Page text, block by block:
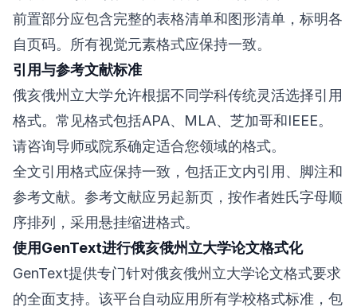
前置部分应包含完整的表格清单和图形清单，标明各
自页码。所有视觉元素格式应保持一致。
引用与参考文献标准
俄亥俄州立大学允许根据不同学科传统灵活选择引用
格式。常见格式包括APA、MLA、芝加哥和IEEE。
请咨询导师或院系确定适合您领域的格式。
全文引用格式应保持一致，包括正文内引用、脚注和
参考文献。参考文献应另起新页，按作者姓氏字母顺
序排列，采用悬挂缩进格式。
使用GenText进行俄亥俄州立大学论文格式化
GenText提供专门针对俄亥俄州立大学论文格式要求
的全面支持。该平台自动应用所有学校格式标准，包